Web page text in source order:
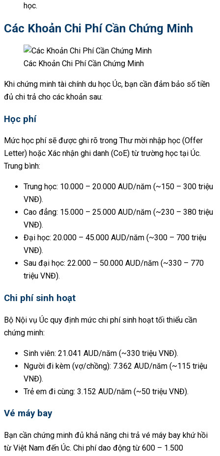
học.
Các Khoản Chi Phí Cần Chứng Minh
Các Khoản Chi Phí Cần Chứng Minh
Khi chứng minh tài chính du học Úc, bạn cần đảm bảo số tiền
đủ chi trả cho các khoản sau:
Học phí
Mức học phí sẽ được ghi rõ trong Thư mời nhập học (Offer
Letter) hoặc Xác nhận ghi danh (CoE) từ trường học tại Úc.
Trung bình:
Trung học: 10.000 – 20.000 AUD/năm (~150 – 300 triệu
VNĐ).
Cao đẳng: 15.000 – 25.000 AUD/năm (~230 – 380 triệu
VNĐ).
Đại học: 20.000 – 45.000 AUD/năm (~300 – 700 triệu
VNĐ).
Sau đại học: 22.000 – 50.000 AUD/năm (~330 – 770
triệu VNĐ).
Chi phí sinh hoạt
Bộ Nội vụ Úc quy định mức chi phí sinh hoạt tối thiểu cần
chứng minh:
Sinh viên: 21.041 AUD/năm (~330 triệu VNĐ).
Người đi kèm (vợ/chồng): 7.362 AUD/năm (~115 triệu
VNĐ).
Trẻ em đi cùng: 3.152 AUD/năm (~50 triệu VNĐ).
Vé máy bay
Bạn cần chứng minh đủ khả năng chi trả vé máy bay khứ hồi
từ Việt Nam đến Úc. Chi phí dao động từ 600 – 1.500